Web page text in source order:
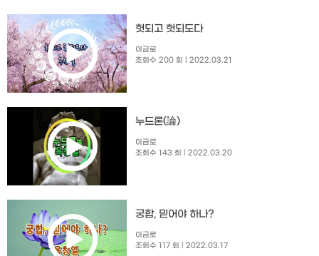
헛되고 헛되도다
이금로
조회수 200 회
| 2022.03.21
누드론(論)
이금로
조회수 143 회
| 2022.03.20
궁합, 믿어야 하나?
이금로
조회수 117 회
| 2022.03.17